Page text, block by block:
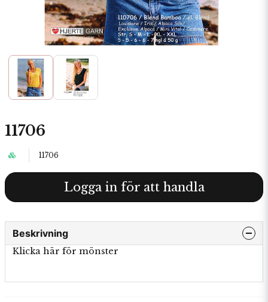
11706
11706
Logga in för att handla
Beskrivning
Klicka här för mönster